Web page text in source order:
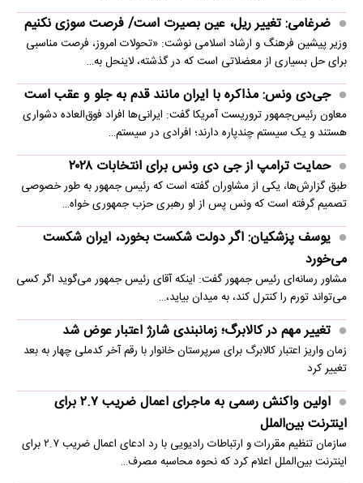
ضرغامی: تغییر ریل، عین بصیرت است/ فرصت سوزی نکنیم
وزیر پیشین فرهنگ و ارشاد اسلامی نوشت: «تحولات امروز، فرصت مناسبی
برای حل بسیاری از معضلاتی‌ است که در گذشته، لاینحل به…
جی‌دی ونس: مذاکره با ایران مانند قدم به جلو و عقب است
معاون رئیس‌جمهور تروریست آمریکا گفت: ایرانی‌ها افراد فوق‌العاده دشواری
هستند و یک سیستم چندپاره دارند؛ افرادی در سیستم…
حمایت ترامپ از جی دی ونس برای انتخابات ۲۰۲۸
طبق گزارش‌ها، یکی از مشاوران گفته است که رئیس جمهور به طور خصوصی
تصمیم گرفته است که ونس پس از او رهبری حزب جمهوری خواه…
یوسف پزشکیان: اگر دولت شکست بخورد، ایران شکست
می‌خورد
مشاور رسانه‌ای رئیس جمهور گفت: اینکه آقای رئیس جمهور می‌گوید اگر کسی
می‌تواند تورم را کنترل کند، به میدان بیاید،…
تغییر مهم در کالابرگ؛ زمانبندی‌ شارژ اعتبار عوض شد
زمان واریز اعتبار کالابرگ برای سرپرستان خانوار با رقم آخر کدملی چهار به بعد
تغییر کرد
اولین واکنش رسمی به ماجرای اعمال ضریب ۲.۷ برای
اینترنت بین‌الملل
سازمان تنظیم مقررات و ارتباطات رادیویی با رد ادعای اعمال ضریب ۲.۷ برای
اینترنت بین‌الملل اعلام کرد که نحوه محاسبه مصرف…